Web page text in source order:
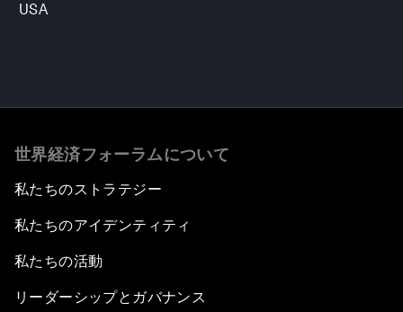
USA
世界経済フォーラムについて
私たちのストラテジー
私たちのアイデンティティ
私たちの活動
リーダーシップとガバナンス